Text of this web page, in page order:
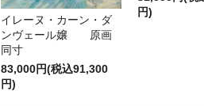
イレーヌ・カーン・ダ
ンヴェール嬢 原画
同寸
83,000円(税込91,300
円)
円)